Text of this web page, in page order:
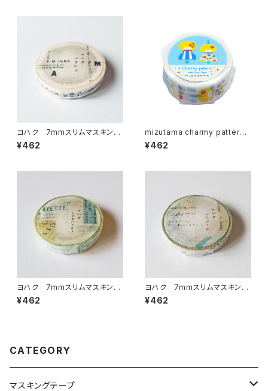
ヨハク 7mmスリムマスキング
テープ バランス L-009
¥462
mizutama charmy pattern
マスキングテープ うきうきちゃ
ん
¥462
ヨハク 7mmスリムマスキング
テープ シラカバノモリ L-02
3
¥462
ヨハク 7mmスリムマスキング
テープ エアメール L-020
¥462
CATEGORY
マスキングテープ